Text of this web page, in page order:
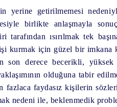
yerine getirilmemesi
birlikte anlaşmayla
ısırılmak tek
kurmak için güzel bir imkana
son derece becerikli,
olduğuna tabir
fazlaca faydasız kişilerin
nedeni ile, beklenmedik